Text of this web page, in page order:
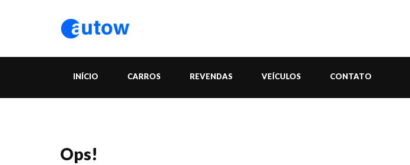
INÍCIO CARROS REVENDAS VEÍCULOS CONTATO
Ops!